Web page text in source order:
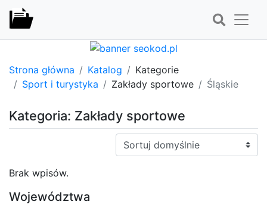
Strona główna Katalog
Kategorie
Sport i turystyka
Zakłady sportowe Śląskie
Kategoria: Zakłady sportowe
Sortuj:
Brak wpisów.
Województwa